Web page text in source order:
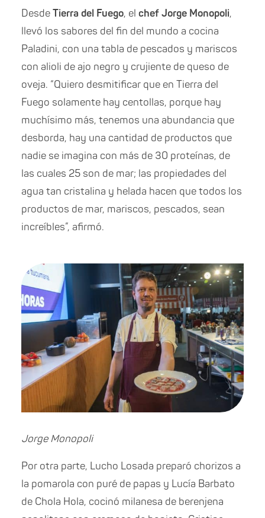
DesdeTierra del Fuego, el chef Jorge Monopoli,
llevó los sabores del fin del mundo a cocina
Paladini, con una tabla de pescados y mariscos
con alioli de ajo negro y crujiente de queso de
oveja. “Quiero desmitificar que en Tierra del
Fuego solamente hay centollas, porque hay
muchísimo más, tenemos una abundancia que
desborda, hay una cantidad de productos que
nadie se imagina con más de 30 proteínas, de
las cuales 25 son de mar; las propiedades del
agua tan cristalina y helada hacen que todos los
productos de mar, mariscos, pescados, sean
increíbles”, afirmó.
Jorge Monopoli
Por otra parte, Lucho Losada preparó chorizos a
la pomarola con puré de papas y Lucía Barbato
de Chola Hola, cocinó milanesa de berenjena